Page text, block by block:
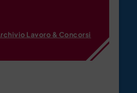
Lavoro & Concorsi